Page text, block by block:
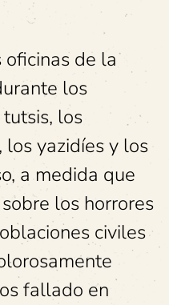
de la
los
los
los yazidíes y los
a medida que
los horrores
civiles
fallado en